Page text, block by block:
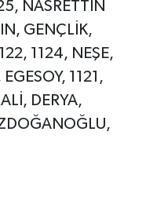
NASRETTİN
GENÇLİK,
1124, NEŞE,
1121,
DERYA,